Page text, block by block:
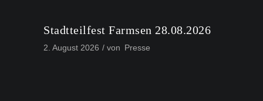
Stadtteilfest Farmsen 28.08.2026
2. August 2026 von Presse